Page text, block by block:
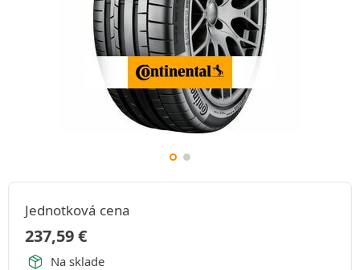
Jednotková cena
237,59€
Na sklade